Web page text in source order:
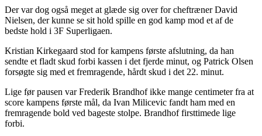
Der var dog også meget at glæde sig over for cheftræner David
Nielsen, der kunne se sit hold spille en god kamp mod et af de
bedste hold i 3F Superligaen.
Kristian Kirkegaard stod for kampens første afslutning, da han
sendte et fladt skud forbi kassen i det fjerde minut, og Patrick Olsen
forsøgte sig med et fremragende, hårdt skud i det 22. minut.
Lige før pausen var Frederik Brandhof ikke mange centimeter fra at
score kampens første mål, da Ivan Milicevic fandt ham med en
fremragende bold ved bageste stolpe. Brandhof firsttimede lige
forbi.